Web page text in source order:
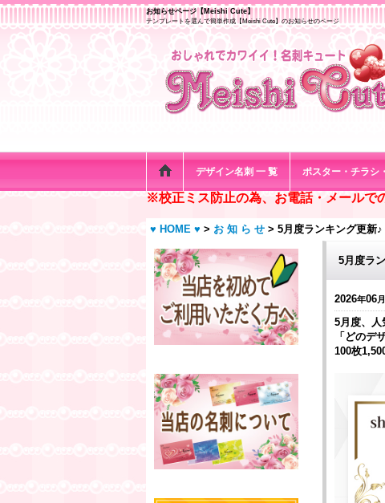
お知らせページ【Meishi Cute】
テンプレートを選んで簡単作成【Meishi Cute】のお知らせのページ
デザイン名刺 一 覧 ポスター・チラシ
※校正ミス防止の為、お電話・メールで
♥ HOME ♥ > お 知 ら せ > 5月度ランキング更新♪
5月度ラ
2026年06月
5月度、人
「どのデ
100枚